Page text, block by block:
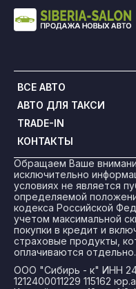
ВСЕ АВТО
АВТО ДЛЯ ТАКСИ
TRADE-IN
КОНТАКТЫ
Обращаем Ваше
исключительно
условиях не является
определяемой
кодекса Российской
учетом максимальной
покупки в кредит и
страховые продукты,
оплачиваются отдельно.
ООО "Сибирь - к" ИНН
1212400011229 115162